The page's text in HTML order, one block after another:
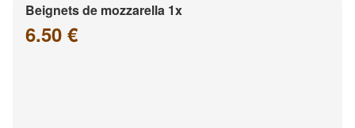
Beignets de mozzarella 1x
6.50 €